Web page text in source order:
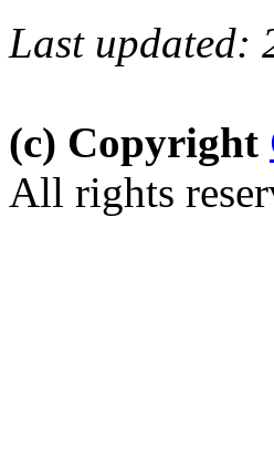
Last updated:
(c) Copyright
All rights